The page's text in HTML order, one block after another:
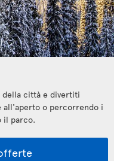
della città e divertiti
all'aperto o percorrendo i
il parco.